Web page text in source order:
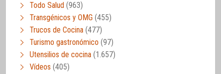
Todo Salud (963)
Transgénicos y OMG (455)
Trucos de Cocina (477)
Turismo gastronómico (97)
Utensilios de cocina (1.657)
Vídeos (405)